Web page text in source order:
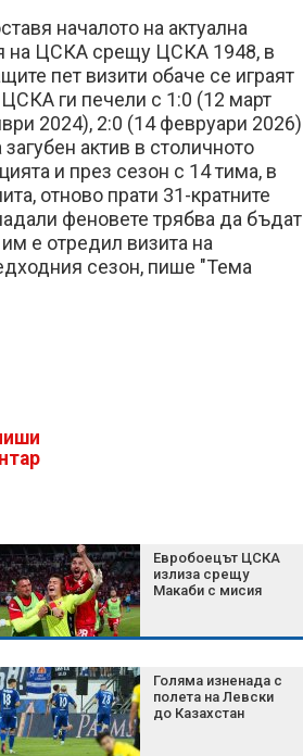
началото на актуална
на ЦСКА срещу ЦСКА 1948, в
пет визити обаче се играят
ги печели с 1:0 (12 март
2024), 2:0 (14 февруари 2026)
актив в столичното
и през сезон с 14 тима, в
отново прати 31-кратните
феновете трябва да бъдат
е отредил визита на
сезон, пише "Тема
Евробоецът ЦСКА
излиза срещу
Макаби с мисия
Голяма изненада с
полета на Левски
до Казахстан
"Искаме
справедливост!":
загиналата Даяна
Риана готви нов албум
след близо 10 години